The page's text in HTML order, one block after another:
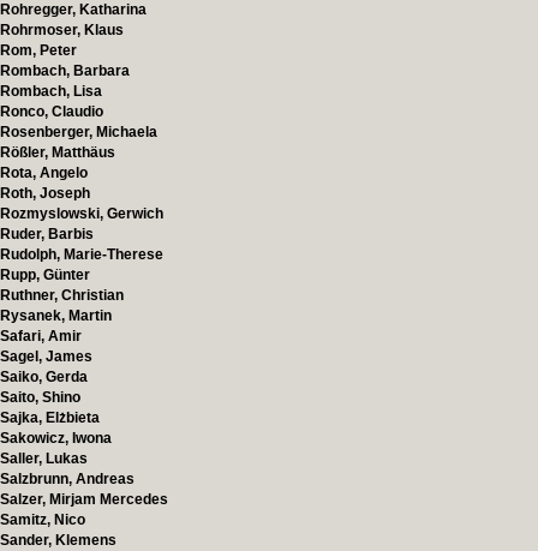
Rohregger, Katharina
Rohrmoser, Klaus
Rom, Peter
Rombach, Barbara
Rombach, Lisa
Ronco, Claudio
Rosenberger, Michaela
Rößler, Matthäus
Rota, Angelo
Roth, Joseph
Rozmyslowski, Gerwich
Ruder, Barbis
Rudolph, Marie-Therese
Rupp, Günter
Ruthner, Christian
Rysanek, Martin
Safari, Amir
Sagel, James
Saiko, Gerda
Saito, Shino
Sajka, Elżbieta
Sakowicz, Iwona
Saller, Lukas
Salzbrunn, Andreas
Salzer, Mirjam Mercedes
Samitz, Nico
Sander, Klemens